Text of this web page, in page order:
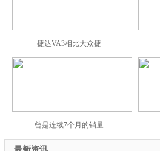
捷达VA3相比大众捷
曾是连续7个月的销量